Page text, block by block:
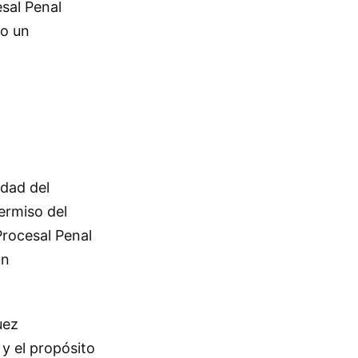
Penal
un
del
del
Penal
el propósito